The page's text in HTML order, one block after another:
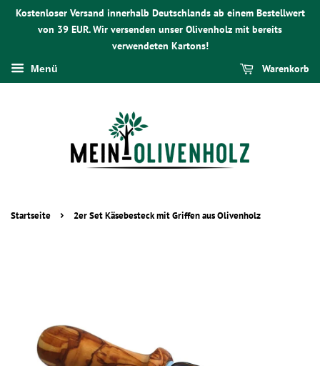
Kostenloser Versand innerhalb Deutschlands ab einem Bestellwert
von 39 EUR. Wir versenden unser Olivenholz mit bereits
verwendeten Kartons!
Menü Warenkorb
Startseite › 2er Set Käsebesteck mit Griffen aus Olivenholz